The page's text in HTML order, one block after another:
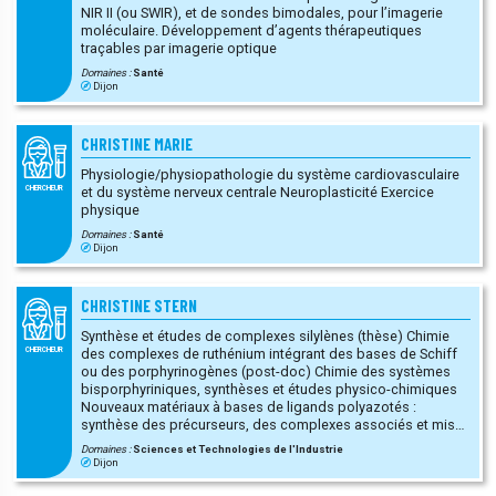
NIR II (ou SWIR), et de sondes bimodales, pour l’imagerie
moléculaire. Développement d’agents thérapeutiques
traçables par imagerie optique
Domaines :Santé
Dijon
CHERCHEUR
CHRISTINE MARIE
Physiologie/physiopathologie du système cardiovasculaire
et du système nerveux centrale Neuroplasticité Exercice
physique
Domaines :Santé
Dijon
CHERCHEUR
CHRISTINE STERN
Synthèse et études de complexes silylènes (thèse) Chimie
des complexes de ruthénium intégrant des bases de Schiff
ou des porphyrinogènes (post-doc) Chimie des systèmes
bisporphyriniques, synthèses et études physico-chimiques
Nouveaux matériaux à bases de ligands polyazotés :
synthèse des précurseurs, des complexes associés et mise
en œuvre des matériaux dans le cadre du laboratoire
international associé franco-russe LIA LAMREM (2010-2019)
Domaines :Sciences et Technologies de l'Industrie
Dijon